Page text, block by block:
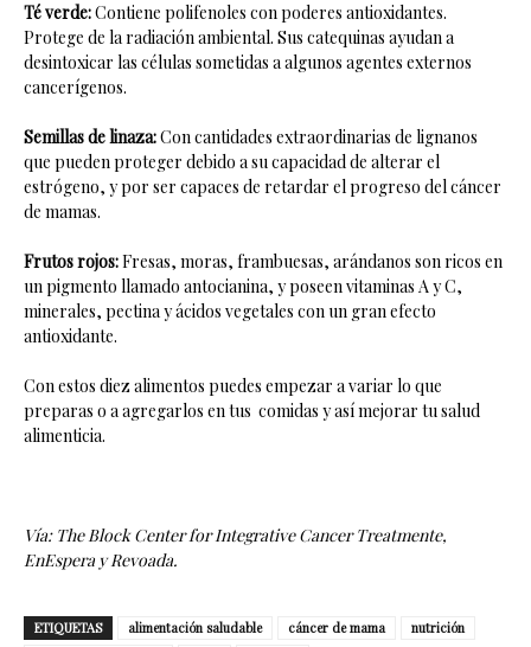
Té verde:Contiene polifenoles con poderes antioxidantes.
Protege de la radiación ambiental. Sus catequinas ayudan a
desintoxicar las células sometidas a algunos agentes externos
cancerígenos.
Semillas de linaza:Con cantidades extraordinarias de lignanos
que pueden proteger debido a su capacidad de alterar el
estrógeno, y por ser capaces de retardar el progreso del cáncer
de mamas.
Frutos rojos:Fresas, moras, frambuesas, arándanos son ricos en
un pigmento llamado antocianina, y poseen vitaminas A y C,
minerales, pectina y ácidos vegetales con un gran efecto
antioxidante.
Con estos diez alimentos puedes empezar a variar lo que
preparas o a agregarlos en tus comidas y así mejorar tu salud
alimenticia.
Vía: The Block Center for Integrative Cancer Treatmente,
EnEspera y Revoada.
ETIQUETAS alimentación saludable cáncer de mama
nutrición